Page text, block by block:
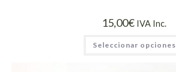
15,00€ IVA Inc.
Seleccionar opciones